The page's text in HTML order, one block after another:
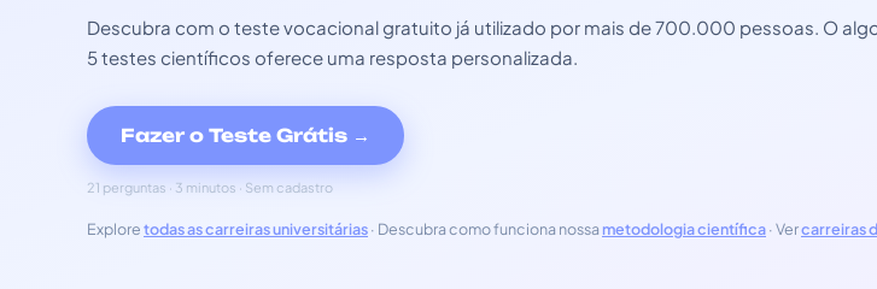
Descubra com o teste vocacional gratuito já utilizado por mais de 700.000 pessoas. O
5 testes científicos oferece uma resposta personalizada.
Fazer o Teste Grátis →
21 perguntas · 3 minutos · Sem cadastro
Exploretodas as carreiras universitárias· Descubra como funciona nossa metodologia científica· Vercarreiras